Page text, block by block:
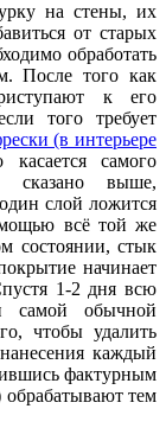
на стены, их
от старых
обработать
После того как
к его
того требует
(в интерьере
самого
выше,
слой ложится
всё той же
состоянии, стык
начинает
1-2 дня всю
самой обычной
чтобы удалить
каждый
фактурным
тем